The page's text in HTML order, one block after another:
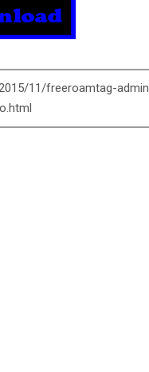
11/freeroamtag-